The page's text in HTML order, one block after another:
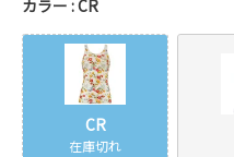
カラー CR
CR
在庫切れ